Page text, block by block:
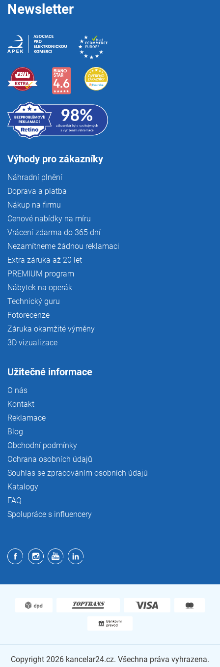
Newsletter
Výhody pro zákazníky
Náhradní plnění
Doprava a platba
Nákup na firmu
Cenové nabídky na míru
Vrácení zdarma do 365 dní
Nezamítneme žádnou reklamaci
Extra záruka až 20 let
PREMIUM program
Nábytek na operák
Technický guru
Fotorecenze
Záruka okamžité výměny
3D vizualizace
Užitečné informace
O nás
Kontakt
Reklamace
Blog
Obchodní podmínky
Ochrana osobních údajů
Souhlas se zpracováním osobních údajů
Katalogy
FAQ
Spolupráce s influencery
Copyright 2026 kancelar24.cz. Všechna práva vyhrazena.